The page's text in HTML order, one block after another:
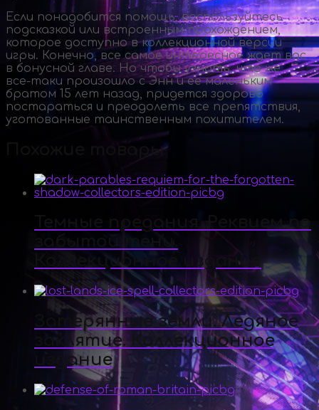
Если понадобится помощь, воспользуйтесь
подсказкой или встроенным прохождением,
которое доступно в коллекционной версии
игры. Конечно, все самое интересное ждет вас
в бонусной главе. Но чтобы узнать, что же
все-таки произошло с Энн и ее маленьким
братом 15 лет назад, придется здорово
постараться и преодолеть все препятствия,
уготованные таинственным похитителем.
Похожие товары
Темные предания. Реквием по
Коллекционное издание
Затерянные земли. Ледяное
заклятие. Коллекционное
издание